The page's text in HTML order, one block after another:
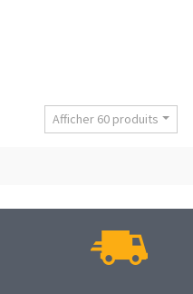
Afficher 60 produits